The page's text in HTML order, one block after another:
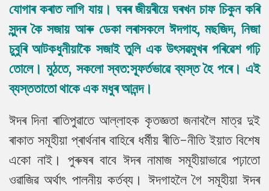
যোগাৰ কৰাত লাগি যায়। ঘৰৰ জীয়ৰীয়ে ঘৰখন চাফ চিকুন কৰি
সুন্দৰ কৈ সজায় আৰু ডেকা লৰাসকলে ঈদগাহ, মছজিদ, নিজা
চুবুৰি আটকধুনীয়াকৈ সজাই তুলি এক উৎসৱমুখৰ পৰিৱেশ গঢ়ি
তোলে। মুঠতে, সকলো স্বত:স্ফূর্তভাৱে ব্যস্ত হৈ পৰে। এই
ব্যস্ততাতো থাকে এক মধুৰ আনন্দ।
ঈদৰ দিনা ৰাতিপুৱাতে আল্লাহক কৃতজ্ঞতা জনাবলৈ মাত্র দুই
ৰাকাত সমূহীয়া প্ৰাৰ্থনাৰ বাহিৰে ধর্মীয় ৰীতি-নীতি ইয়াত বিশেষ
একো নাই। পুৰুষৰ বাবে ঈদৰ নামাজ সমূহীয়াভাৱে পঢ়াতো
ওৱাজিৱ অর্থাৎ পালনীয় কর্তব্য। ঈদগাহলৈ গৈ সমূহীয়া ঈদৰ